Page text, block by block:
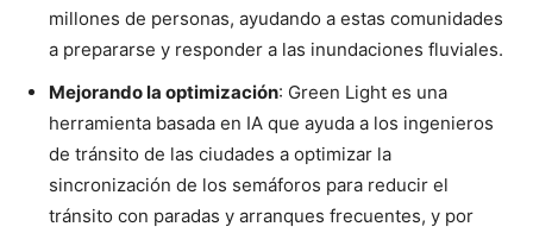
millones de personas, ayudando a estas comunidades
a prepararse y responder a las inundaciones fluviales.
Mejorando la optimización: Green Light es una
herramienta basada en IA que ayuda a los ingenieros
de tránsito de las ciudades a optimizar la
sincronización de los semáforos para reducir el
tránsito con paradas y arranques frecuentes, y por